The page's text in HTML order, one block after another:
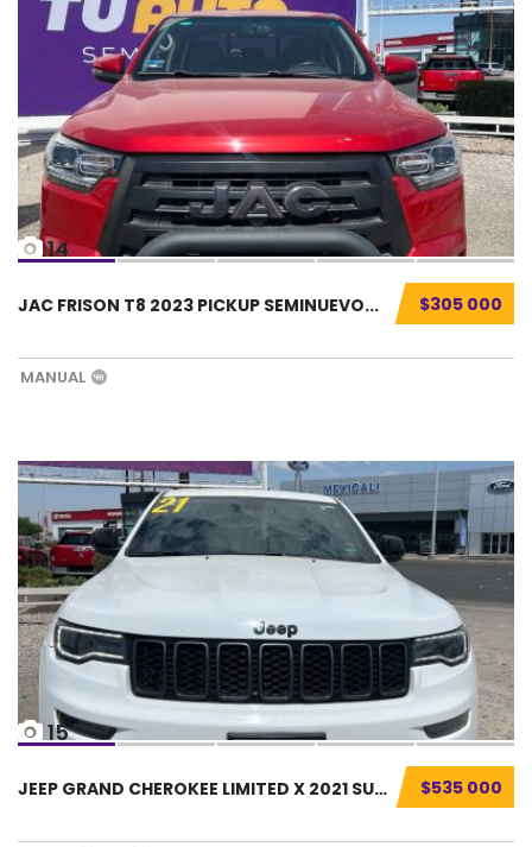
14
$305 000
JAC FRISON T8 2023 PICKUP SEMINUEVO...
MANUAL
15
$535 000
JEEP GRAND CHEROKEE LIMITED X 2021 SUV SEMIN...